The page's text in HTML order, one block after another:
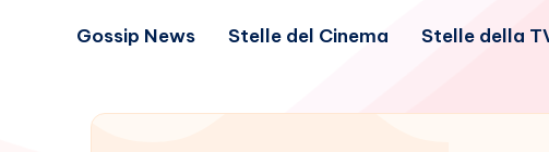
Gossip News Stelle del Cinema Stelle della